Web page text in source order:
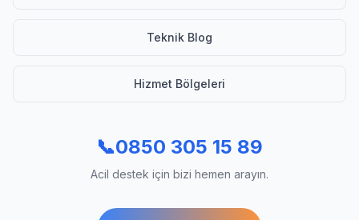
Teknik Blog
Hizmet Bölgeleri
📞0850 305 15 89
Acil destek için bizi hemen arayın.